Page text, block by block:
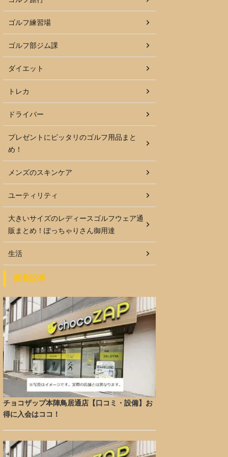
ゴルフ練習場
ゴルフ部ジム課
ダイエット
トレカ
ドライバー
プレゼントにピッタリのゴルフ用品まと
め！
メンズのスキンケア
ユーティリティ
大きいサイズのレディースゴルフウェア通
販まとめ！ぽっちゃりさん御用達
生活
新着記事
チョコザップ本陣鳥居通店【口コミ・設備】お
得に入会はココ！